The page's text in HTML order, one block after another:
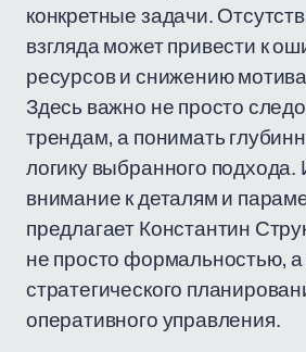
конкретные задачи.
взгляда может привести к
ресурсов и снижению
Здесь важно не просто
трендам, а понимать
логику выбранного
внимание к деталям и
предлагает Константин
не просто формальностью,
стратегического
оперативного управления.